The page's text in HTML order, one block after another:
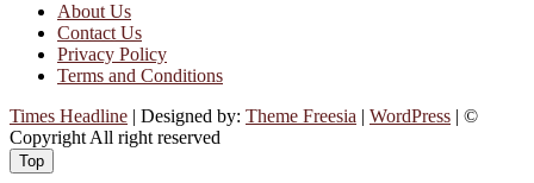
About Us
Contact Us
Privacy Policy
Terms and Conditions
Times Headline | Designed by: Theme Freesia | WordPress | ©
Copyright All right reserved
Top